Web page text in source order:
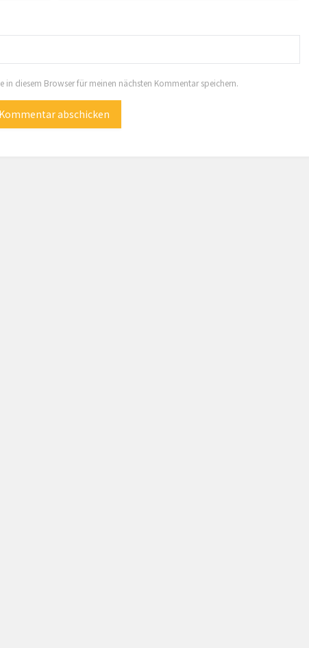
in diesem Browser für meinen nächsten Kommentar speichern.